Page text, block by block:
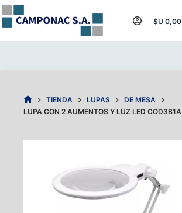
Saltar
al
contenido
Carro
$U 0,00
INICIO
TIENDA LUPAS
DE MESA
LUPA CON 2 AUMENTOS Y LUZ LED COD3B1A